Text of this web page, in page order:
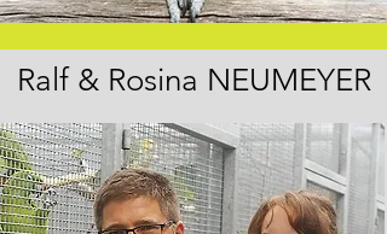
Ralf & Rosina NEUMEYER